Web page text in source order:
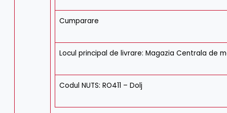
Cumparare
Locul principal de livrare: Magazia Centrala de
Codul NUTS: RO411 – Dolj